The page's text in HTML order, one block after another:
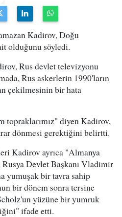
Kadirov, Doğu
olduğunu söyledi.
Rus devlet televizyonu
Rus askerlerin 1990'ların
çekilmesinin bir hata
diyen Kadirov,
dönmesi gerektiğini belirtti.
Kadirov ayrıca "Almanya
Devlet Başkanı Vladimir
yumuşak bir tavra sahip
bir dönem sonra tersine
yüzüne bir yumruk
ifade etti.